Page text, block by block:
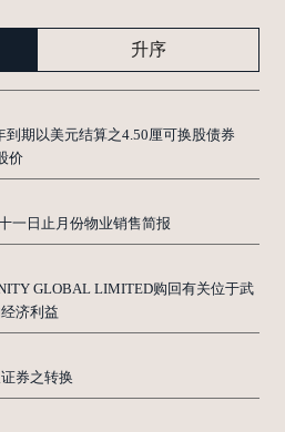
升序
到期以美元结算之4.50厘可换股债券
价
一日止月份物业销售简报
GLOBAL LIMITED购回有关位于武
济利益
券之转换